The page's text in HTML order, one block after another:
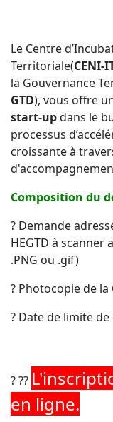
Le Centre
Territoriale(CENI-
la Gouvernance
GTD), vous offre
start-updans le
processus
croissante à
Composition du
? Demande
HEGTD à
.PNG ou .gif)
? Photocopie de la
? Date de limite de
? ??
en ligne.